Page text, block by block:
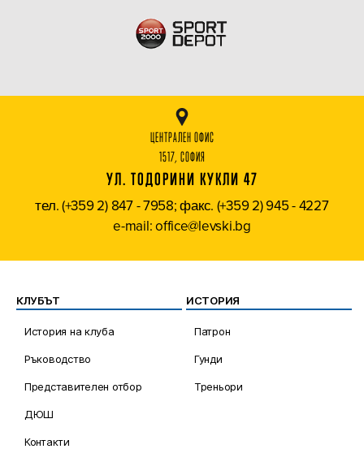
ЦЕНТРАЛЕН ОФИС
1517, СОФИЯ
УЛ. ТОДОРИНИ КУКЛИ 47
тел. (+359 2) 847 - 7958; факс. (+359 2) 945 - 4227
e-mail: office@levski.bg
КЛУБЪТ
История на клуба
Ръководство
Представителен отбор
ДЮШ
Контакти
ИСТОРИЯ
Патрон
Гунди
Треньори